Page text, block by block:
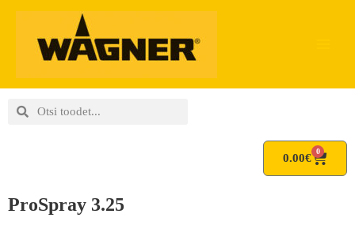
content
SearchSearch
0.00€
0
Cart
ProSpray 3.25